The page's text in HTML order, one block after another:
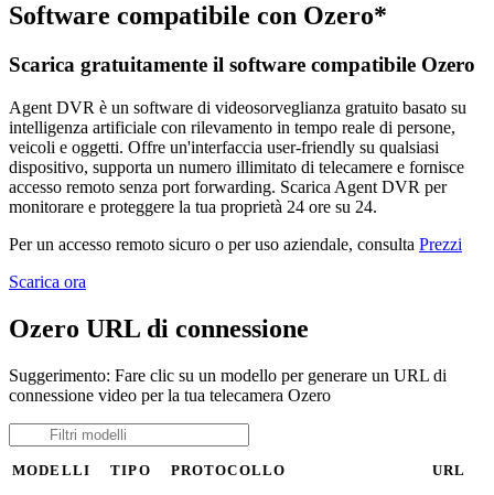
Software compatibile con Ozero*
Scarica gratuitamente il software compatibile Ozero
Agent DVR è un software di videosorveglianza gratuito basato su
intelligenza artificiale con rilevamento in tempo reale di persone,
veicoli e oggetti. Offre un'interfaccia user-friendly su qualsiasi
dispositivo, supporta un numero illimitato di telecamere e fornisce
accesso remoto senza port forwarding. Scarica Agent DVR per
monitorare e proteggere la tua proprietà 24 ore su 24.
Per un accesso remoto sicuro o per uso aziendale, consulta Prezzi
Scarica ora
Ozero URL di connessione
Suggerimento: Fare clic su un modello per generare un URL di
connessione video per la tua telecamera Ozero
MODELLI TIPO PROTOCOLLO URL